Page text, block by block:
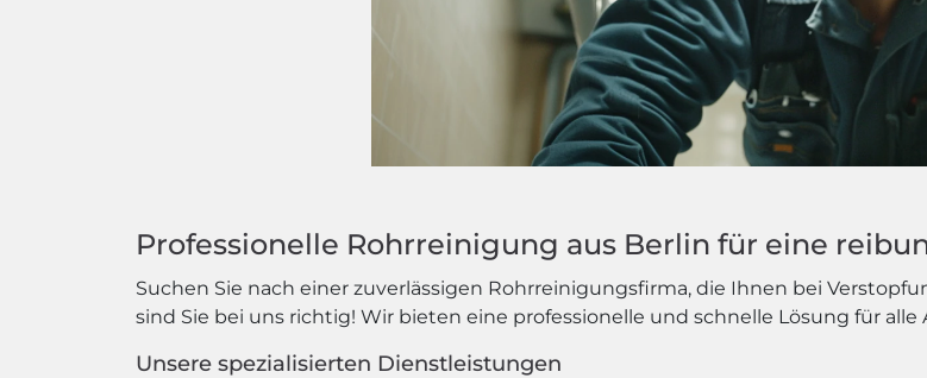
Professionelle Rohrreinigung aus Berlin für eine
Suchen Sie nach einer zuverlässigen Rohrreinigungsfirma, die Ihnen bei
sind Sie bei uns richtig! Wir bieten eine professionelle und schnelle Lösung für
Unsere spezialisierten Dienstleistungen